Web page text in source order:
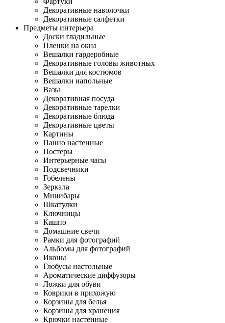
Декоративные наволочки
Декоративные салфетки
Предметы интерьера
Доски гладильные
Пленки на окна
Вешалки гардеробные
Декоративные головы животных
Вешалки для костюмов
Вешалки напольные
Вазы
Декоративная посуда
Декоративные тарелки
Декоративные блюда
Декоративные цветы
Картины
Панно настенные
Постеры
Интерьерные часы
Подсвечники
Гобелены
Зеркала
Минибары
Шкатулки
Ключницы
Кашпо
Домашние свечи
Рамки для фотографий
Альбомы для фотографий
Иконы
Глобусы настольные
Ароматические диффузоры
Ложки для обуви
Коврики в прихожую
Корзины для белья
Корзины для хранения
Крючки настенные